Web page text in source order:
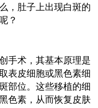
，肚子上出现白斑的
？
手术，其基本原理是
表皮细胞或黑色素细
部位。这些移植的细
色素，从而恢复皮肤